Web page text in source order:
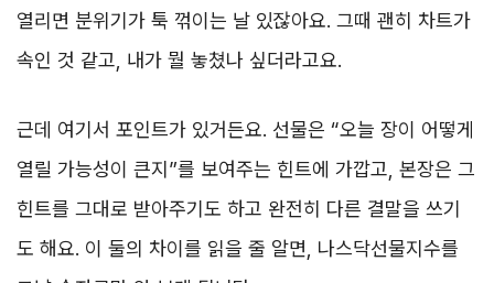
열리면 분위기가 툭 꺾이는 날 있잖아요. 그때 괜히 차트가
속인 것 같고, 내가 뭘 놓쳤나 싶더라고요.
근데 여기서 포인트가 있거든요. 선물은 “오늘 장이 어떻게
열릴 가능성이 큰지”를 보여주는 힌트에 가깝고, 본장은 그
힌트를 그대로 받아주기도 하고 완전히 다른 결말을 쓰기
도 해요. 이 둘의 차이를 읽을 줄 알면, 나스닥선물지수를